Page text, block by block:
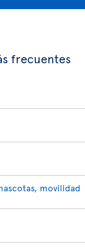
frecuentes
movilidad